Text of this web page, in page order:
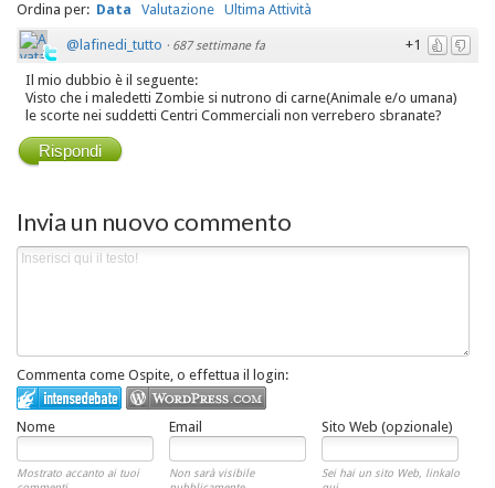
Ordina per: Data Valutazione Ultima Attività
+1
@lafinedi_tutto · 687 settimane fa
Il mio dubbio è il seguente:
Visto che i maledetti Zombie si nutrono di carne(Animale e/o umana)
le scorte nei suddetti Centri Commerciali non verrebero sbranate?
Rispondi
Invia un nuovo commento
Commenta come Ospite, o effettua il login:
Nome Email Sito Web (opzionale)
Mostrato accanto ai tuoi
Non sarà visibile
Sei hai un sito Web, linkalo